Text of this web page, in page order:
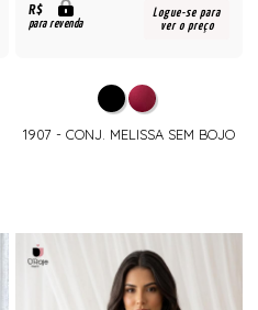
R$
para revenda
Logue-se para
ver o preço
1907 - CONJ. MELISSA SEM BOJO